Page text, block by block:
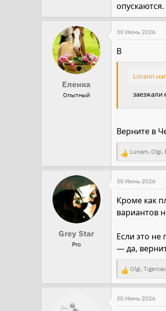
опускаются.
Еленка
Опытный
30 Июнь 2026
В
Lorann
заезжали
Верните в
Р
е
а
ц
и
:
Lunam, Olgi,
Grey Star
Pro
30 Июнь 2026
Кроме как
вариантов
Если это не
— да,
Р
е
а
Olgi,
30 Июнь 2026